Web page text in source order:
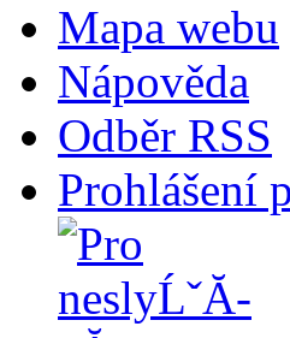
Mapa webu
Nápověda
Odběr RSS
Prohlášení